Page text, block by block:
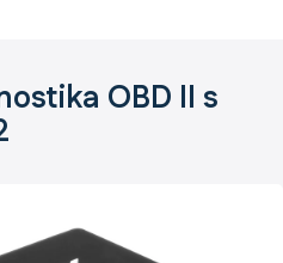
OBD II s